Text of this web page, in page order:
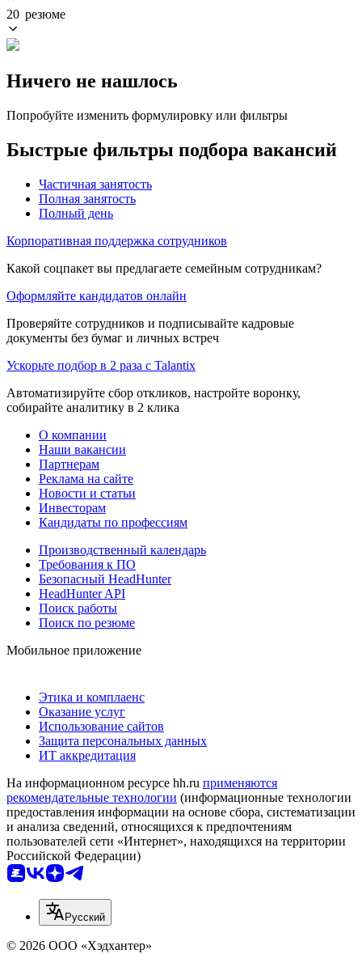
20 резюме
Ничего не нашлось
Попробуйте изменить формулировку или фильтры
Быстрые фильтры подбора вакансий
Частичная занятость
Полная занятость
Полный день
Корпоративная поддержка сотрудников
Какой соцпакет вы предлагаете семейным сотрудникам?
Оформляйте кандидатов онлайн
Проверяйте сотрудников и подписывайте кадровые
документы без бумаг и личных встреч
Ускорьте подбор в 2 раза с Talantix
Автоматизируйте сбор откликов, настройте воронку,
собирайте аналитику в 2 клика
О компании
Наши вакансии
Партнерам
Реклама на сайте
Новости и статьи
Инвесторам
Кандидаты по профессиям
Производственный календарь
Требования к ПО
Безопасный HeadHunter
HeadHunter API
Поиск работы
Поиск по резюме
Мобильное приложение
Этика и комплаенс
Оказание услуг
Использование сайтов
Защита персональных данных
ИТ аккредитация
На информационном ресурсе hh.ru применяются
рекомендательные технологии (информационные технологии
предоставления информации на основе сбора, систематизации
и анализа сведений, относящихся к предпочтениям
пользователей сети «Интернет», находящихся на территории
Российской Федерации)
Русский
© 2026 ООО «Хэдхантер»